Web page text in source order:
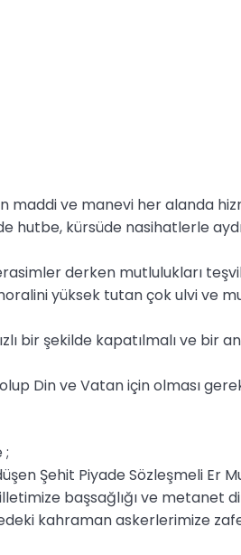
maddi ve manevi her alanda
kürsüde nasihatlerle
derken mutlulukları
yüksek tutan çok ulvi ve
bir şekilde kapatılmalı ve bir
Din ve Vatan için olması
;
Şehit Piyade Sözleşmeli Er
başsağlığı ve metanet
kahraman askerlerimize